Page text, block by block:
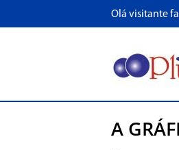
Olá visitante
A